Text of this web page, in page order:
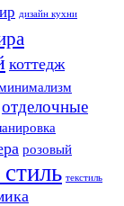
дизайн кухни
коттедж
отделочные
розовый
текстиль